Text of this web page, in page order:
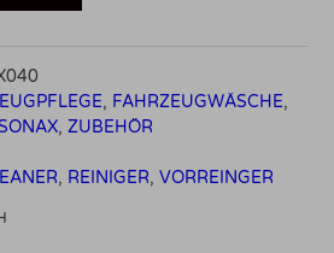
, FAHRZEUGWÄSCHE,
,ZUBEHÖR
, REINIGER,VORREINGER